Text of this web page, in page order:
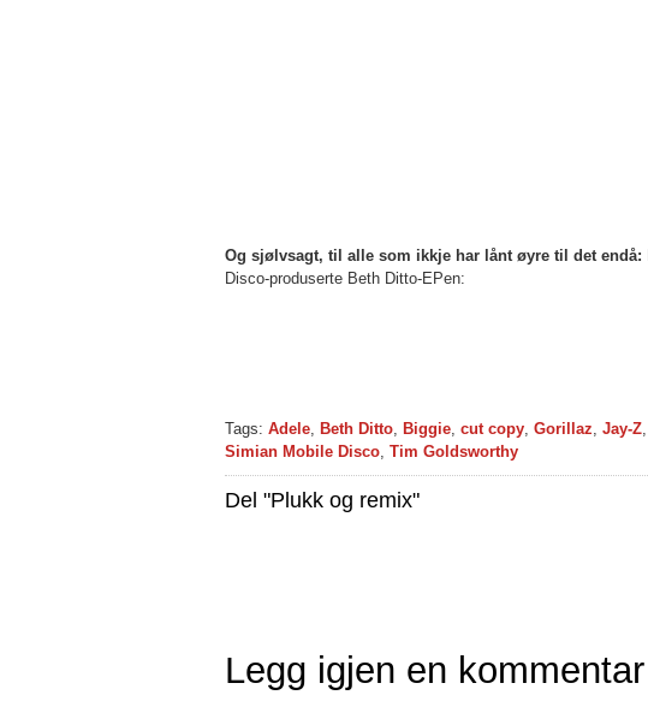
Og sjølvsagt, til alle som ikkje har lånt øyre til det endå:
Disco-produserte Beth Ditto-EPen:
Tags: Adele, Beth Ditto, Biggie, cut copy, Gorillaz, Jay-Z,
Simian Mobile Disco, Tim Goldsworthy
Del "Plukk og remix"
Legg igjen en kommentar